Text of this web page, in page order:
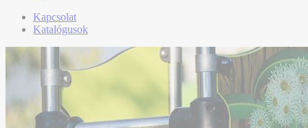
Kapcsolat
Katalógusok